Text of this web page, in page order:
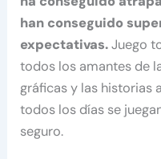
han conseguido
expectativas.Juego
todos los amantes de
gráficas y las historias
todos los días se
seguro.